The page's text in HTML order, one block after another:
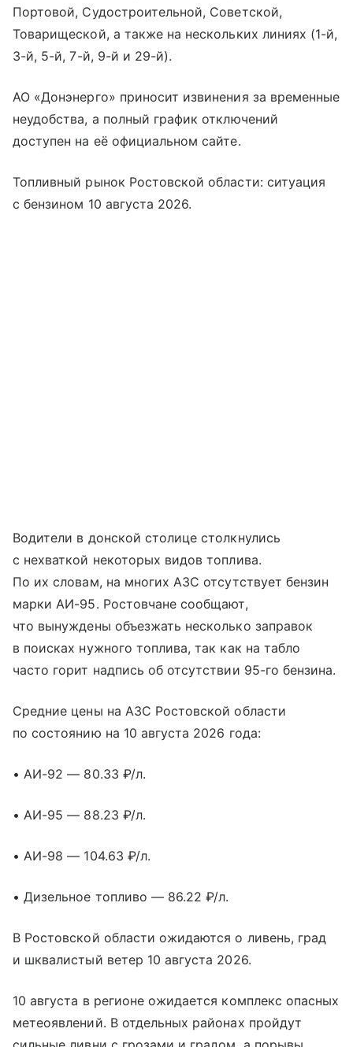
Портовой, Судостроительной, Советской,
Товарищеской, а также на нескольких линиях (1-й,
3-й, 5-й, 7-й, 9-й и 29-й).
АО «Донэнерго» приносит извинения за временные
неудобства, а полный график отключений
доступен на её официальном сайте.
Топливный рынок Ростовской области: ситуация
с бензином 10 августа 2026.
Водители в донской столице столкнулись
с нехваткой некоторых видов топлива.
По их словам, на многих АЗС отсутствует бензин
марки АИ-95. Ростовчане сообщают,
что вынуждены объезжать несколько заправок
в поисках нужного топлива, так как на табло
часто горит надпись об отсутствии 95-го бензина.
Средние цены на АЗС Ростовской области
по состоянию на 10 августа 2026 года:
• АИ-92 — 80.33 ₽/л.
• АИ-95 — 88.23 ₽/л.
• АИ-98 — 104.63 ₽/л.
• Дизельное топливо — 86.22 ₽/л.
В Ростовской области ожидаются о ливень, град
и шквалистый ветер 10 августа 2026.
10 августа в регионе ожидается комплекс опасных
метеоявлений. В отдельных районах пройдут